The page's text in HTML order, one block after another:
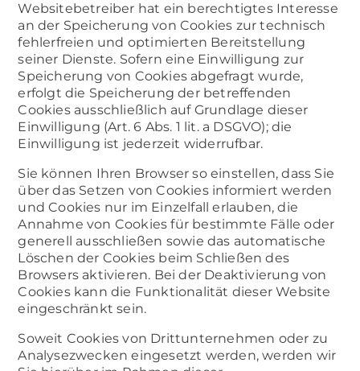
Websitebetreiber hat ein berechtigtes Interesse
an der Speicherung von Cookies zur technisch
fehlerfreien und optimierten Bereitstellung
seiner Dienste. Sofern eine Einwilligung zur
Speicherung von Cookies abgefragt wurde,
erfolgt die Speicherung der betreffenden
Cookies ausschließlich auf Grundlage dieser
Einwilligung (Art. 6 Abs. 1 lit. a DSGVO); die
Einwilligung ist jederzeit widerrufbar.
Sie können Ihren Browser so einstellen, dass Sie
über das Setzen von Cookies informiert werden
und Cookies nur im Einzelfall erlauben, die
Annahme von Cookies für bestimmte Fälle oder
generell ausschließen sowie das automatische
Löschen der Cookies beim Schließen des
Browsers aktivieren. Bei der Deaktivierung von
Cookies kann die Funktionalität dieser Website
eingeschränkt sein.
Soweit Cookies von Drittunternehmen oder zu
Analysezwecken eingesetzt werden, werden wir